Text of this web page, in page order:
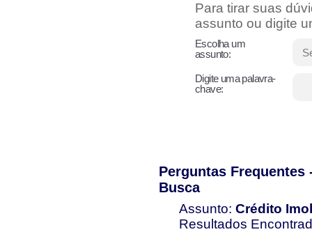
Para tirar suas
assunto ou digite
Escolha um
assunto:
Digite uma palavra-
chave:
Perguntas Frequentes
Busca
Assunto: Crédito
Resultados